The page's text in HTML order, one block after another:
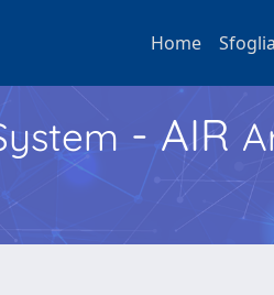
Home Sfoglia
- AIR